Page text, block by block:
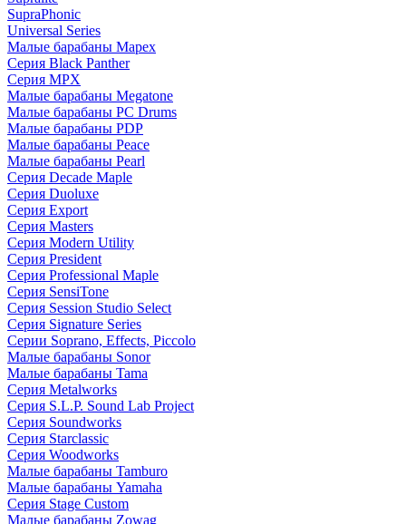
SupraPhonic
Universal Series
Малые барабаны Mapex
Серия Black Panther
Серия MPX
Малые барабаны Megatone
Малые барабаны PC Drums
Малые барабаны PDP
Малые барабаны Peace
Малые барабаны Pearl
Серия Decade Maple
Серия Duoluxe
Серия Export
Серия Masters
Серия Modern Utility
Серия President
Серия Professional Maple
Серия SensiTone
Серия Session Studio Select
Серия Signature Series
Серии Soprano, Effects, Piccolo
Малые барабаны Sonor
Малые барабаны Tama
Серия Metalworks
Серия S.L.P. Sound Lab Project
Серия Soundworks
Серия Starclassic
Серия Woodworks
Малые барабаны Tamburo
Малые барабаны Yamaha
Серия Stage Custom
Малые барабаны Zowag